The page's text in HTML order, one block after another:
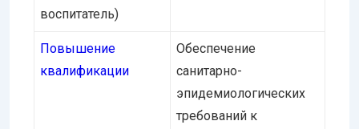
воспитатель)
Повышение
квалификации
Обеспечение
санитарно-
эпидемиологических
требований к